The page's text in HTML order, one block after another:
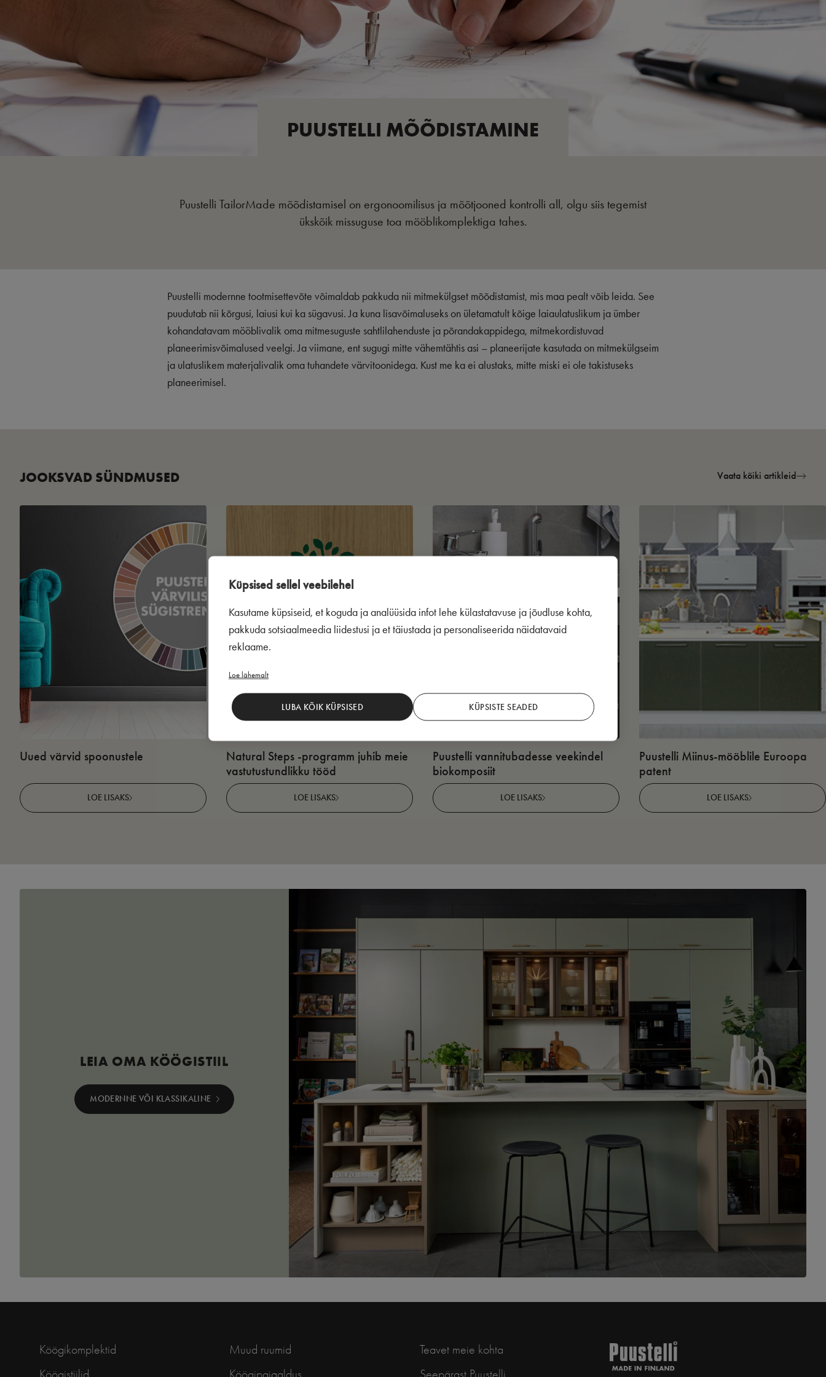
Küpsised sellel veebilehel
Kasutame küpsiseid, et koguda ja analüüsida infot lehe külastatavuse ja jõudluse kohta,
pakkuda sotsiaalmeedia liidestusi ja et täiustada ja personaliseerida näidatavaid
reklaame.
Loe lähemalt
LUBA KÕIK KÜPSISED KÜPSISTE SEADED
PUUSTELLI MÕÕDISTAMINE
Puustelli TailorMade mõõdistamisel on ergonoomilisus ja mõõtjooned kontrolli all, olgu siis tegemist
ükskõik missuguse toa mööblikomplektiga tahes.
Puustelli modernne tootmisettevõte võimaldab pakkuda nii mitmekülgset mõõdistamist, mis maa pealt võib leida. See
puudutab nii kõrgusi, laiusi kui ka sügavusi. Ja kuna lisavõimaluseks on ületamatult kõige laiaulatuslikum ja ümber
kohandatavam mööblivalik oma mitmesuguste sahtlilahenduste ja põrandakappidega, mitmekordistuvad
planeerimisvõimalused veelgi. Ja viimane, ent sugugi mitte vähemtähtis asi – planeerijate kasutada on mitmekülgseim
ja ulatuslikem materjalivalik oma tuhandete värvitoonidega. Kust me ka ei alustaks, mitte miski ei ole takistuseks
planeerimisel.
JOOKSVAD SÜNDMUSED Vaata kõiki artikleid
Uued värvid spoonustele
LOE LISAKS
Natural Steps -programm juhib meie
vastutustundlikku tööd
LOE LISAKS
Puustelli vannitubadesse veekindel
biokomposiit
LOE LISAKS
Puustelli Miinus-mööblile Euroopa
patent
LOE LISAKS
LEIA OMA KÖÖGISTIIL
MODERNNE VÕI KLASSIKALINE
Köögikomplektid
Köögistiilid
Muud ruumid
Köögipaigaldus
Teavet meie kohta
Seepärast Puustelli